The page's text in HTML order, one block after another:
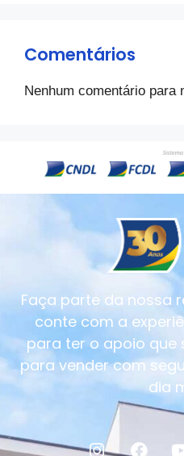
Comentários
Nenhum comentário para
Faça parte da nossa
conte com a
para ter o apoio que
para vender com
dia